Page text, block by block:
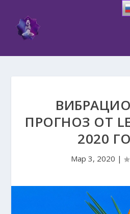
ПРОГНОЗ ОТ
2020
Мар 3, 2020 |